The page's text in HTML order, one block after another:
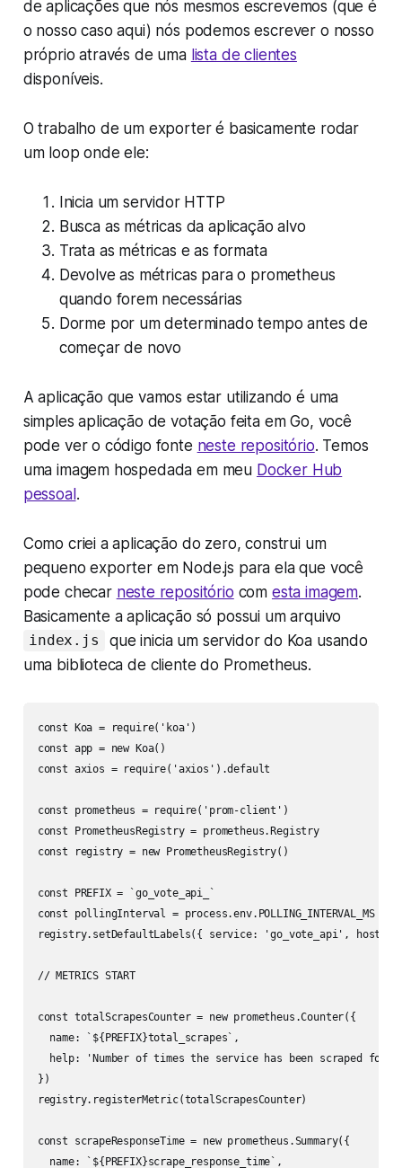
de aplicações que nós mesmos escrevemos (que é
o nosso caso aqui) nós podemos escrever o nosso
próprio através de uma lista de clientes
disponíveis.
O trabalho de um exporter é basicamente rodar
um loop onde ele:
Inicia um servidor HTTP
Busca as métricas da aplicação alvo
Trata as métricas e as formata
Devolve as métricas para o prometheus
quando forem necessárias
Dorme por um determinado tempo antes de
começar de novo
A aplicação que vamos estar utilizando é uma
simples aplicação de votação feita em Go, você
pode ver o código fonte neste repositório. Temos
uma imagem hospedada em meu Docker Hub
pessoal.
Como criei a aplicação do zero, construi um
pequeno exporter em Node.js para ela que você
pode checar neste repositório com esta imagem.
Basicamente a aplicação só possui um arquivo
index.js
que inicia um servidor do Koa usando
uma biblioteca de cliente do Prometheus.
const Koa = require('koa')
const app = new Koa()
const axios = require('axios').default
const prometheus = require('prom-client')
const PrometheusRegistry = prometheus.Registry
const registry = new PrometheusRegistry()
const PREFIX = `go_vote_api_`
const pollingInterval = process.env.POLLING_INTERVAL_MS ||
registry.setDefaultLabels({ service: 'go_vote_api', hostname:
// METRICS START
const totalScrapesCounter = new prometheus.Counter({
  name: `${PREFIX}total_scrapes`,
help: 'Number of times the service has been scraped for
})
registry.registerMetric(totalScrapesCounter)
const scrapeResponseTime = new prometheus.Summary({
  name: `${PREFIX}scrape_response_time`,